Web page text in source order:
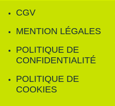
CGV
MENTION LÉGALES
POLITIQUE DE
CONFIDENTIALITÉ
POLITIQUE DE
COOKIES